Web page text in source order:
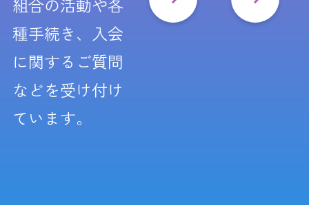
組合の活動や各
種手続き、入会
に関するご質問
などを受け付け
ています。